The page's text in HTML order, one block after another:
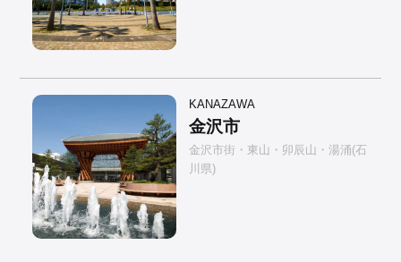
KANAZAWA
金沢市
金沢市街・東山・卯辰山・湯涌(石
川県)